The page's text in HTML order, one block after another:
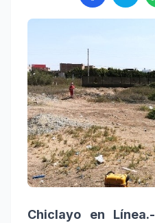
Chiclayo en Línea.-